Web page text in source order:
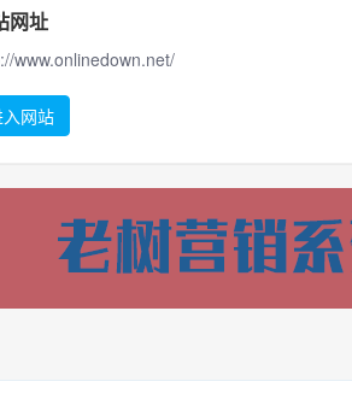
网址
www.onlinedown.net/
网站